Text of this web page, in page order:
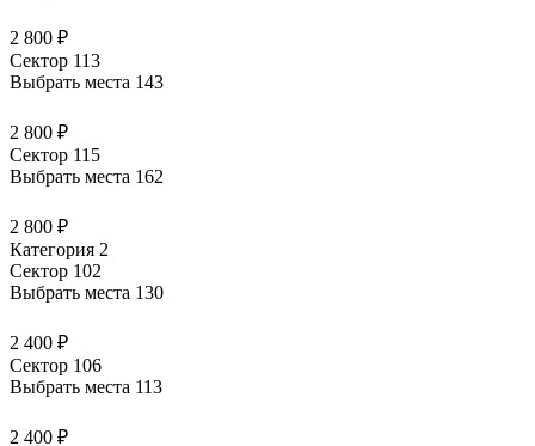
2 800 ₽
Сектор 113
Выбрать места 143
2 800 ₽
Сектор 115
Выбрать места 162
2 800 ₽
Категория 2
Сектор 102
Выбрать места 130
2 400 ₽
Сектор 106
Выбрать места 113
2 400 ₽